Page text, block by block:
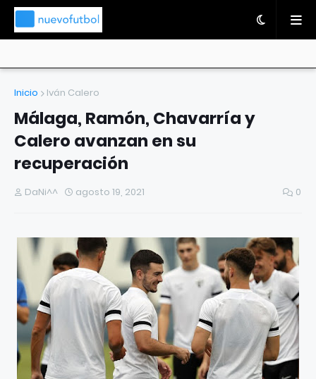
Inicio Iván Calero
Málaga, Ramón, Chavarría y
Calero avanzan en su
recuperación
DaNi^^ agosto 19, 2021 0